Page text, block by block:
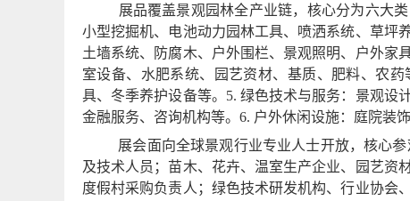
展品覆盖景观园林全产业链，核心分为六大类
小型挖掘机、电池动力园林工具、喷洒系统、草坪
土墙系统、防腐木、户外围栏、景观照明、户外家具
室设备、水肥系统、园艺资材、基质、肥料、农药
具、冬季养护设备等。 5. 绿色技术与服务：景观设
金融服务、咨询机构等。 6. 户外休闲设施：庭院装
展会面向全球景观行业专业人士开放，核心
及技术人员；苗木、花卉、温室生产企业、园艺资
度假村采购负责人；绿色技术研发机构、行业协会